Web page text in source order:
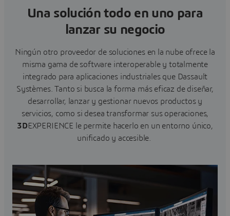
Una solución todo en uno para
lanzar su negocio
Ningún otro proveedor de soluciones en la nube ofrece la
misma gama de software interoperable y totalmente
integrado para aplicaciones industriales que Dassault
Systèmes. Tanto si busca la forma más eficaz de diseñar,
desarrollar, lanzar y gestionar nuevos productos y
servicios, como si desea transformar sus operaciones,
3DEXPERIENCE le permite hacerlo en un entorno único,
unificado y accesible.